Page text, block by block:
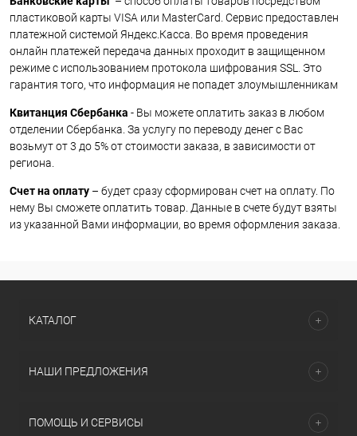
пластиковой карты VISA или MasterCard. Сервис предоставлен
платежной системой Яндекс.Касса. Во время проведения
онлайн платежей передача данных проходит в защищенном
режиме с использованием протокола шифрования SSL. Это
гарантия того, что информация не попадет злоумышленникам
Квитанция Сбербанка - Вы можете оплатить заказ в любом
отделении Сбербанка. За услугу по переводу денег с Вас
возьмут от 3 до 5% от стоимости заказа, в зависимости от
региона.
Счет на оплату – будет сразу сформирован счет на оплату. По
нему Вы сможете оплатить товар. Данные в счете будут взяты
из указанной Вами информации, во время оформления заказа.
КАТАЛОГ
НАШИ ПРЕДЛОЖЕНИЯ
ПОМОЩЬ И СЕРВИСЫ